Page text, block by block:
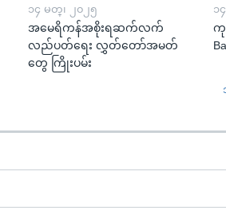
၁၄ မတ္၊ ၂၀၂၅
အမေရိကန်အစိုးရဆက်လက်
လည်ပတ်ရေး လွှတ်တော်အမတ်
တွေ ကြိုးပမ်း
၁
ကု